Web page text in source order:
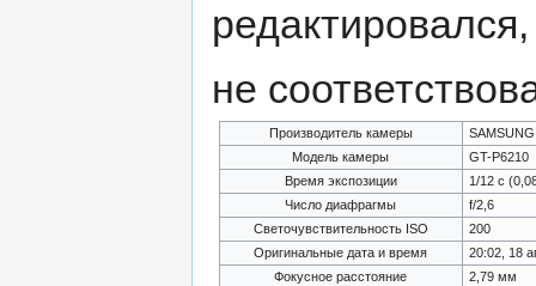
не
Производитель камеры
SAMSUNG
Модель камеры
GT-P6210
Время экспозиции
1/12 с
Число диафрагмы
f/2,6
Светочувствительность ISO
200
Оригинальные дата и время
20:02, 18
Фокусное расстояние
2,79 мм